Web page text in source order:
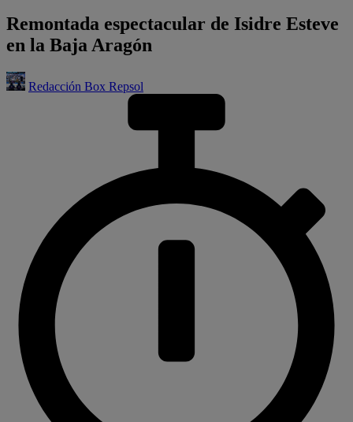
Remontada espectacular de Isidre Esteve
en la Baja Aragón
Redacción Box Repsol